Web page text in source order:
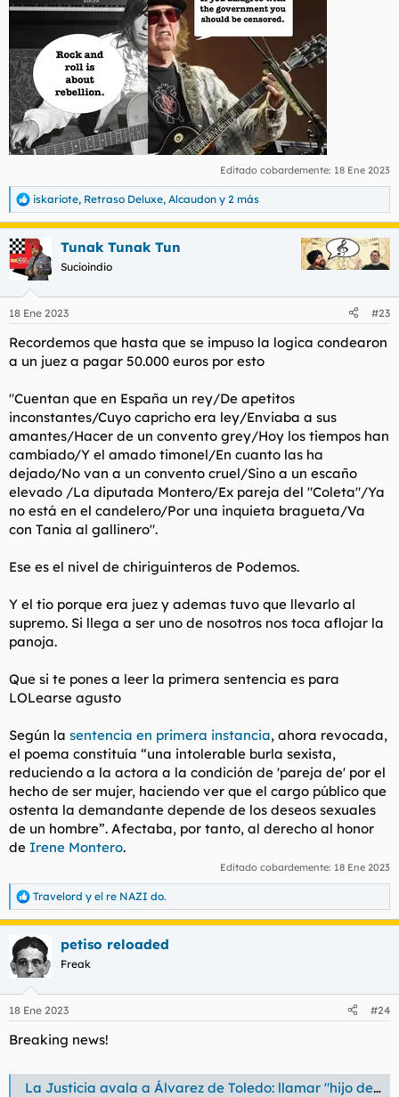
Editado cobardemente: 18 Ene 2023
R
e
c
c
i
e
:
iskariote, Retraso Deluxe, Alcaudon y 2 más
Tunak Tunak Tun
Sucioindio
18 Ene 2023 #23
Recordemos que hasta que se impuso la logica condearon
a un juez a pagar 50.000 euros por esto
"Cuentan que en España un rey/De apetitos
inconstantes/Cuyo capricho era ley/Enviaba a sus
amantes/Hacer de un convento grey/Hoy los tiempos han
cambiado/Y el amado timonel/En cuanto las ha
dejado/No van a un convento cruel/Sino a un escaño
elevado /La diputada Montero/Ex pareja del "Coleta"/Ya
no está en el candelero/Por una inquieta bragueta/Va
con Tania al gallinero".
Ese es el nivel de chiriguinteros de Podemos.
Y el tio porque era juez y ademas tuvo que llevarlo al
supremo. Si llega a ser uno de nosotros nos toca aflojar la
panoja.
Que si te pones a leer la primera sentencia es para
LOLearse agusto
Según la sentencia en primera instancia, ahora revocada,
el poema constituía “una intolerable burla sexista,
reduciendo a la actora a la condición de 'pareja de' por el
hecho de ser mujer, haciendo ver que el cargo público que
ostenta la demandante depende de los deseos sexuales
de un hombre”. Afectaba, por tanto, al derecho al honor
de Irene Montero.
Editado cobardemente: 18 Ene 2023
R
e
c
c
i
e
:
Travelord y el re NAZI do.
petiso reloaded
Freak
18 Ene 2023 #24
Breaking news!
La Justicia avala a Álvarez de Toledo: llamar "hijo de terrorista" a Pablo Iglesias es libertad de expresión